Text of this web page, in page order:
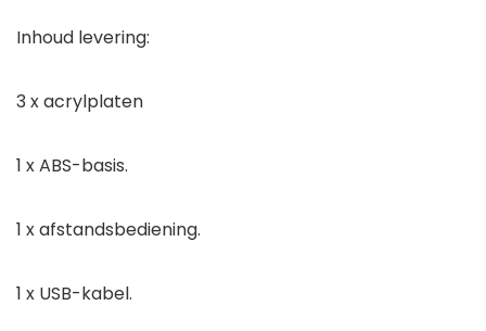
Inhoud levering:
3 x acrylplaten
1 x ABS-basis.
1 x afstandsbediening.
1 x USB-kabel.